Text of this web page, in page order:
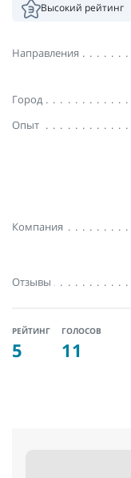
Высокий рейтинг
Направления
Город
Опыт
Компания
Отзывы
РЕЙТИНГ
5
ГОЛОСОВ
11